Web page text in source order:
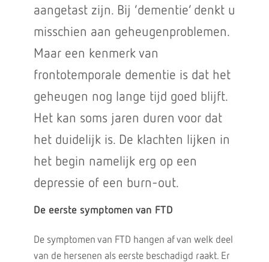
aangetast zijn. Bij ‘dementie’ denkt u
misschien aan geheugenproblemen.
Maar een kenmerk van
frontotemporale dementie is dat het
geheugen nog lange tijd goed blijft.
Het kan soms jaren duren voor dat
het duidelijk is. De klachten lijken in
het begin namelijk erg op een
depressie of een burn-out.
De eerste symptomen van FTD
De symptomen van FTD hangen af van welk deel
van de hersenen als eerste beschadigd raakt. Er